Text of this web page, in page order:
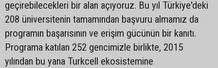
geçirebilecekleri bir alan açıyoruz. Bu yıl Türkiye'deki
208 üniversitenin tamamından başvuru almamız da
programın başarısının ve erişim gücünün bir kanıtı.
Programa katılan 252 gencimizle birlikte, 2015
yılından bu yana Turkcell ekosistemine